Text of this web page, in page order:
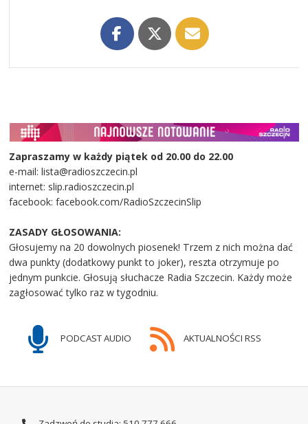
Zapraszamy w każdy piątek od 20.00 do 22.00
e-mail: lista@radioszczecin.pl
internet: slip.radioszczecin.pl
facebook: facebook.com/RadioSzczecinSlip
ZASADY GŁOSOWANIA:
Głosujemy na 20 dowolnych piosenek! Trzem z nich można dać
dwa punkty (dodatkowy punkt to joker), reszta otrzymuje po
jednym punkcie. Głosują słuchacze Radia Szczecin. Każdy może
zagłosować tylko raz w tygodniu.
PODCAST AUDIO AKTUALNOŚCI RSS